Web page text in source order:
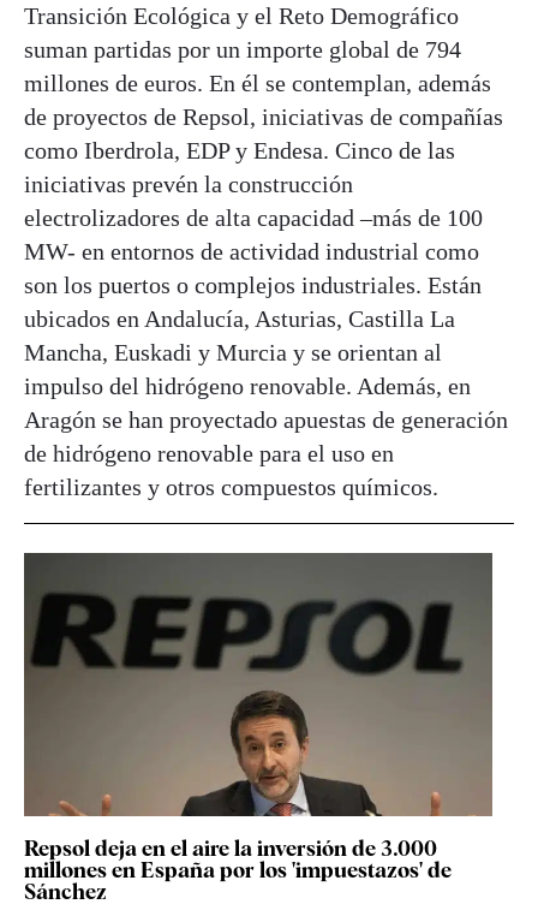
Transición Ecológica y el Reto Demográfico
suman partidas por un importe global de 794
millones de euros. En él se contemplan, además
de proyectos de Repsol, iniciativas de compañías
como Iberdrola, EDP y Endesa. Cinco de las
iniciativas prevén la construcción
electrolizadores de alta capacidad –más de 100
MW- en entornos de actividad industrial como
son los puertos o complejos industriales. Están
ubicados en Andalucía, Asturias, Castilla La
Mancha, Euskadi y Murcia y se orientan al
impulso del hidrógeno renovable. Además, en
Aragón se han proyectado apuestas de generación
de hidrógeno renovable para el uso en
fertilizantes y otros compuestos químicos.
Repsol deja en el aire la inversión de 3.000
millones en España por los 'impuestazos' de
Sánchez